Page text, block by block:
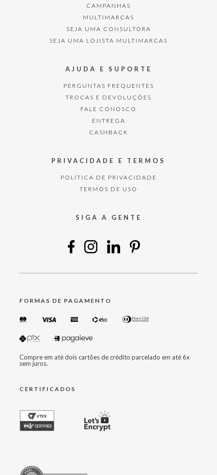
CAMPANHAS
MULTIMARCAS
SEJA UMA CONSULTORA
SEJA UMA LOJISTA MULTIMARCAS
AJUDA E SUPORTE
PERGUNTAS FREQUENTES
TROCAS E DEVOLUÇÕES
FALE CONOSCO
ENTREGA
CASHBACK
PRIVACIDADE E TERMOS
POLÍTICA DE PRIVACIDADE
TERMOS DE USO
SIGA A GENTE
FORMAS DE PAGAMENTO
Compre em até dois cartões de crédito parcelado em até 6x
sem juros.
CERTIFICADOS